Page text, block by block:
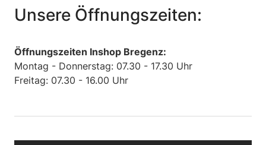
Unsere Öffnungszeiten:
Öffnungszeiten Inshop Bregenz:
Montag - Donnerstag: 07.30 - 17.30 Uhr
Freitag: 07.30 - 16.00 Uhr